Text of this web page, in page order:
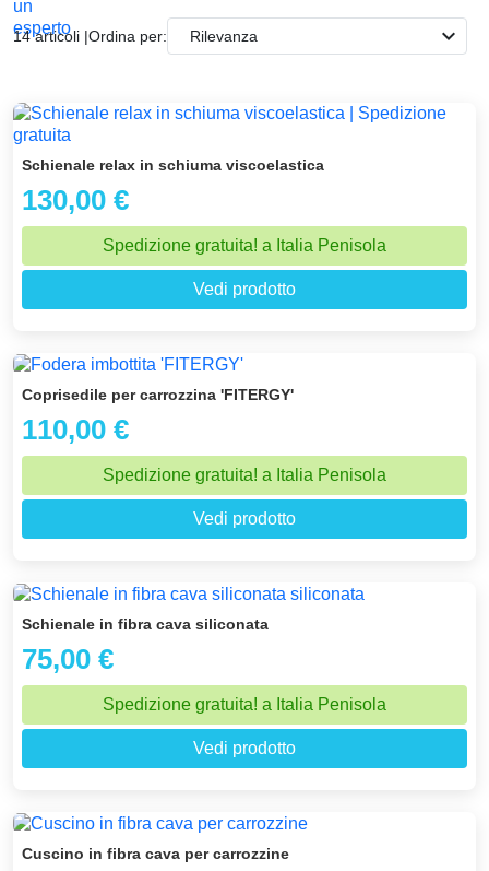
14 articoli |Ordina per: Rilevanza expand_more
Schienale relax in schiuma viscoelastica
130,00 €
Spedizione gratuita! a Italia Penisola
Vedi prodotto
Coprisedile per carrozzina 'FITERGY'
110,00 €
Spedizione gratuita! a Italia Penisola
Vedi prodotto
Schienale in fibra cava siliconata
75,00 €
Spedizione gratuita! a Italia Penisola
Vedi prodotto
Cuscino in fibra cava per carrozzine